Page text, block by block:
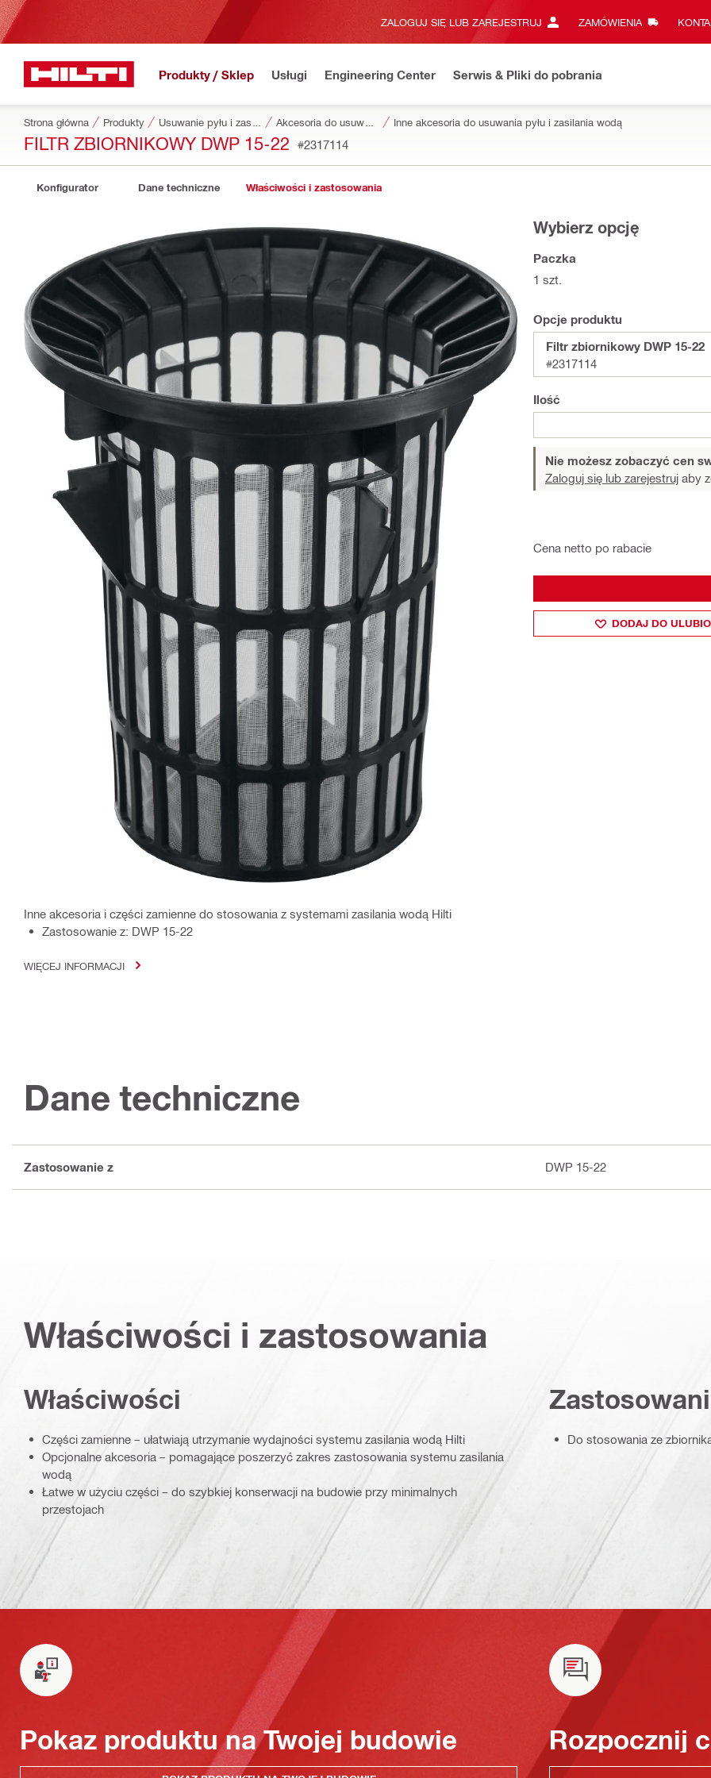
ZALOGUJ SIĘ LUB ZAREJESTRUJ ZAMÓWIENIA
Produkty / Sklep Usługi Engineering Center Serwis & Pliki do pobrania
Strona główna Produkty Inne akcesoria do usuwania pyłu i zasilania wodą
FILTR ZBIORNIKOWY DWP 15-22 #2317114
Konfigurator Dane techniczne Właściwości i zastosowania
Inne akcesoria i części zamienne do stosowania z systemami zasilania wodą Hilti
Zastosowanie z: DWP 15-22
WIĘCEJ INFORMACJI
Wybierz opcję
Paczka
1 szt.
Opcje produktu
Filtr zbiornikowy DWP 15-22
#2317114
Ilość
Nie możesz zobaczyć cen
Zaloguj się lub zarejestruj aby
Cena netto po rabacie
DODAJ DO
Dane techniczne
Zastosowanie z DWP 15-22
Właściwości i zastosowania
Właściwości
Części zamienne – ułatwiają utrzymanie wydajności systemu zasilania wodą Hilti
Opcjonalne akcesoria – pomagające poszerzyć zakres zastosowania systemu zasilania
wodą
Łatwe w użyciu części – do szybkiej konserwacji na budowie przy minimalnych
przestojach
Do stosowania ze
Pokaz produktu na Twojej budowie Rozpocznij